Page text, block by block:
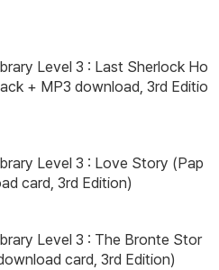
Level 3 : Last Sherlock Ho
+ MP3 download, 3rd Editio
Level 3 : Love Story (Pap
card, 3rd Edition)
Level 3 : The Bronte Stor
card, 3rd Edition)